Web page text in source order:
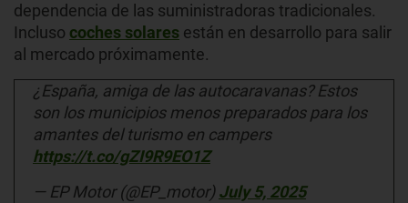
dependencia de las suministradoras tradicionales.
Incluso coches solares están en desarrollo para salir
al mercado próximamente.
¿España, amiga de las autocaravanas? Estos
son los municipios menos preparados para los
amantes del turismo en campers
https://t.co/gZI9R9EO1Z
— EP Motor (@EP_motor)July 5, 2025